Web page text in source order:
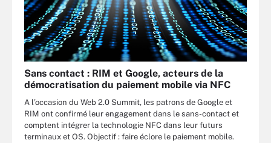
Sans contact : RIM et Google, acteurs de la
démocratisation du paiement mobile via NFC
A l’occasion du Web 2.0 Summit, les patrons de Google et
RIM ont confirmé leur engagement dans le sans-contact et
comptent intégrer la technologie NFC dans leur futurs
terminaux et OS. Objectif : faire éclore le paiement mobile.